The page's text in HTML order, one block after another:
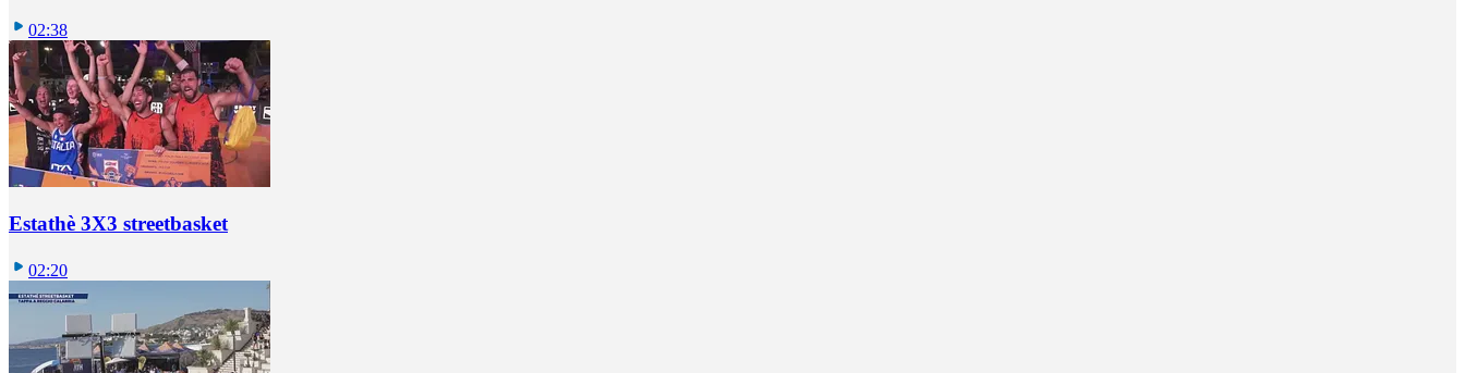
02:38
Estathè 3X3 streetbasket
02:20